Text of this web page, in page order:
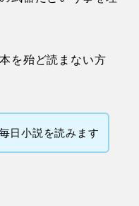
通点が多いほど安心
働くので、確率でマ